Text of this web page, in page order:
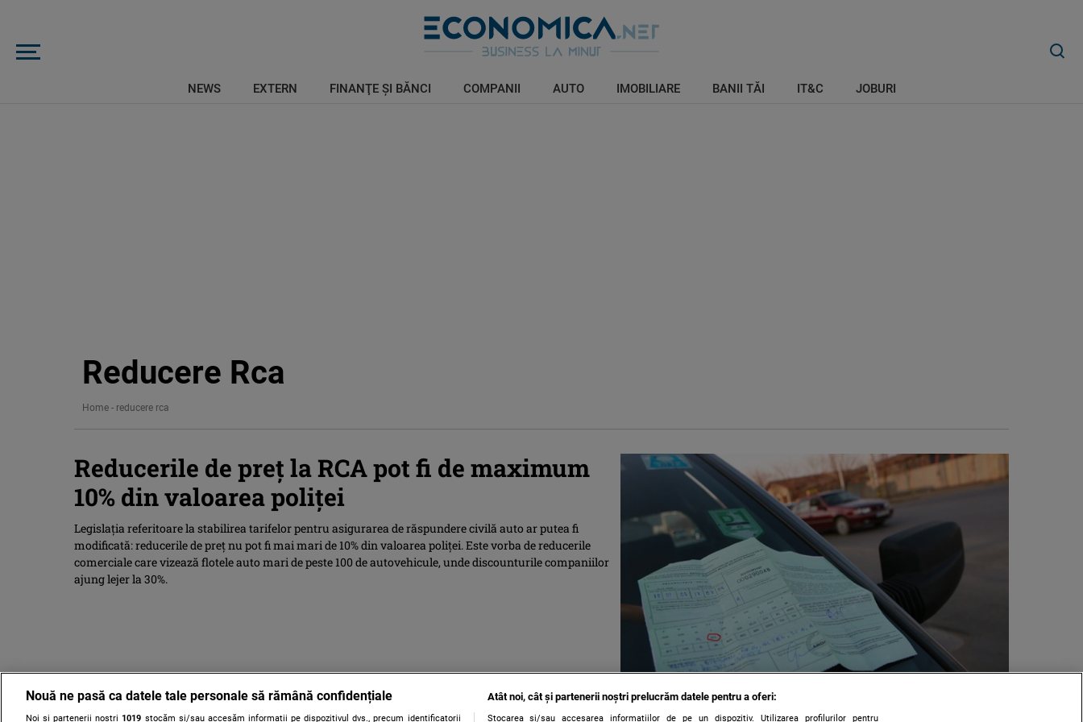
NEWS EXTERN FINANŢE ŞI BĂNCI COMPANII AUTO IMOBILIARE BANII TĂI IT&C JOBURI
Reducere Rca
Home - reducere rca
Reducerile de preţ la RCA pot fi de maximum
10% din valoarea poliţei
Legislaţia referitoare la stabilirea tarifelor pentru asigurarea de răspundere civilă auto ar putea fi
modificată: reducerile de preţ nu pot fi mai mari de 10% din valoarea poliţei. Este vorba de reducerile
comerciale care vizează flotele auto mari de peste 100 de autovehicule, unde discounturile companiilor
ajung lejer la 30%.
Nouă ne pasă ca datele tale personale să rămână confidențiale
Noi și partenerii noștri1019 stocăm și/sau accesăm informații pe dispozitivul dvs., precum identificatorii
Atât noi, cât și partenerii noștri prelucrăm datele pentru a oferi:
Stocarea și/sau accesarea informațiilor de pe un dispozitiv. Utilizarea profilurilor pentru